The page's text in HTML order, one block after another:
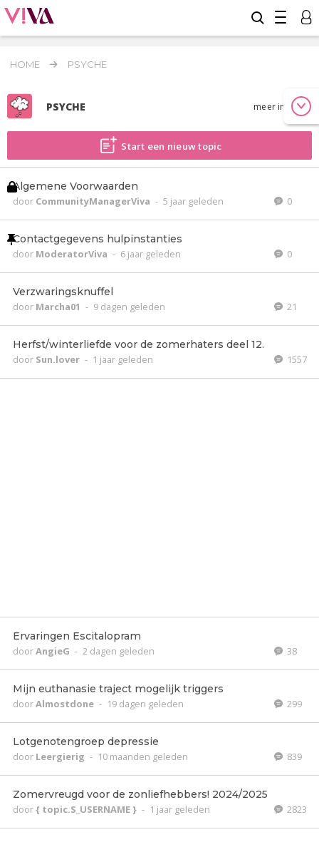
HOME PSYCHE
PSYCHE meer info
Start een nieuw topic
Algemene Voorwaarden
door CommunityManagerViva - 5 jaar geleden 0
Contactgegevens hulpinstanties
door ModeratorViva - 6 jaar geleden 0
Verzwaringsknuffel
door Marcha01 - 9 dagen geleden 21
Herfst/winterliefde voor de zomerhaters deel 12.
door Sun.lover - 1 jaar geleden 1557
Ervaringen Escitalopram
doorAngieG - 2 dagen geleden 38
Mijn euthanasie traject mogelijk triggers
doorAlmostdone - 19 dagen geleden 299
Lotgenotengroep depressie
door Leergierig - 10 maanden geleden 839
Zomervreugd voor de zonliefhebbers! 2024/2025
door{ topic.S_USERNAME } - 1 jaar geleden 2823